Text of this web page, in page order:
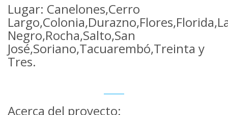
Lugar: Canelones,Cerro
Negro,Rocha,Salto,San
José,Soriano,Tacuarembó,Treinta y
Tres.
Acerca del proyecto: